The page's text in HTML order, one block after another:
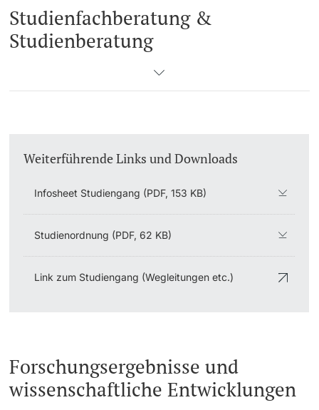
Studienfachberatung &
Studienberatung
Weiterführende Links und Downloads
Infosheet Studiengang (PDF, 153 KB)
Studienordnung (PDF, 62 KB)
Link zum Studiengang (Wegleitungen etc.)
Forschungsergebnisse und
wissenschaftliche Entwicklungen